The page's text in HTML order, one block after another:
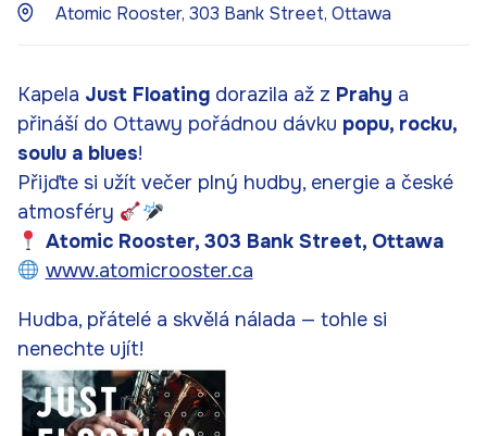
Atomic Rooster, 303 Bank Street, Ottawa
Kapela Just Floating dorazila až z Prahy a
přináší do Ottawy pořádnou dávku popu, rocku,
soulu a blues!
Přijďte si užít večer plný hudby, energie a české
atmosféry
Atomic Rooster, 303 Bank Street, Ottawa
www.atomicrooster.ca
Hudba, přátelé a skvělá nálada — tohle si
nenechte ujít!